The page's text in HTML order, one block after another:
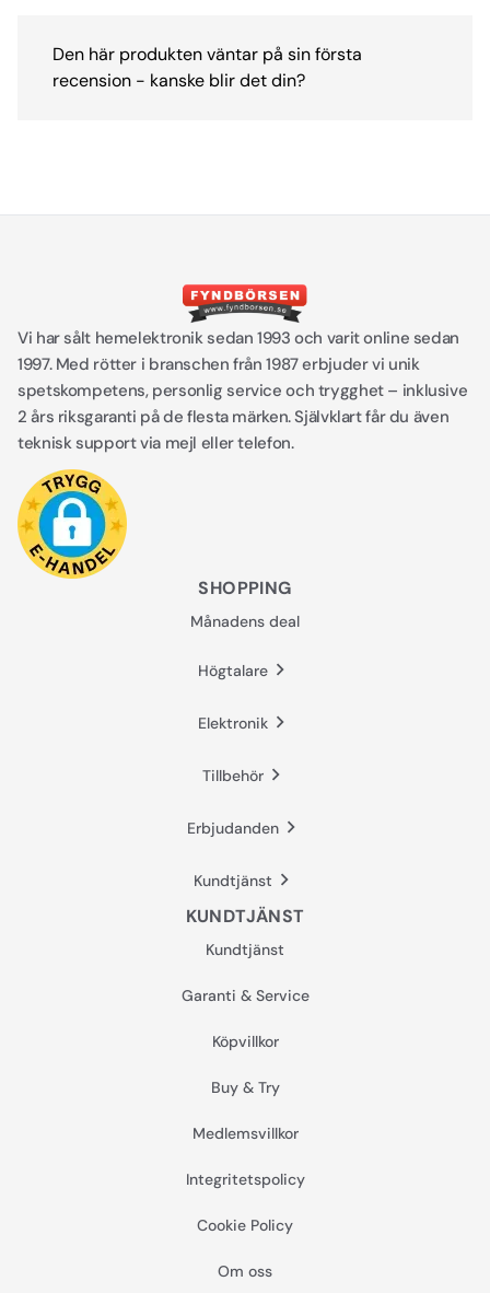
Den här produkten väntar på sin första
recension - kanske blir det din?
Vi har sålt hemelektronik sedan 1993 och varit online sedan
1997. Med rötter i branschen från 1987 erbjuder vi unik
spetskompetens, personlig service och trygghet – inklusive
2 års riksgaranti på de flesta märken. Självklart får du även
teknisk support via mejl eller telefon.
SHOPPING
Månadens deal
Högtalare
Elektronik
Tillbehör
Erbjudanden
Kundtjänst
KUNDTJÄNST
Kundtjänst
Garanti & Service
Köpvillkor
Buy & Try
Medlemsvillkor
Integritetspolicy
Cookie Policy
Om oss